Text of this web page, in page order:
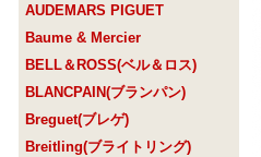
AUDEMARS PIGUET
Baume & Mercier
BELL＆ROSS(ベル＆ロス)
BLANCPAIN(ブランパン)
Breguet(ブレゲ)
Breitling(ブライトリング)